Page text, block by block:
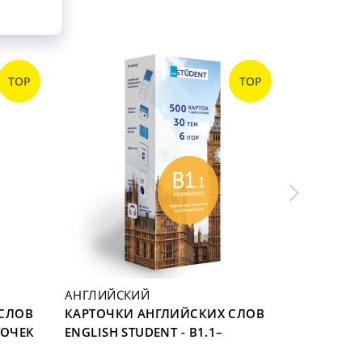
TOP TOP
АНГЛИЙСКИЙ
КАРТОЧКИ АНГЛИЙСКИХ СЛОВ
ENGLISH STUDENT - B1.1–